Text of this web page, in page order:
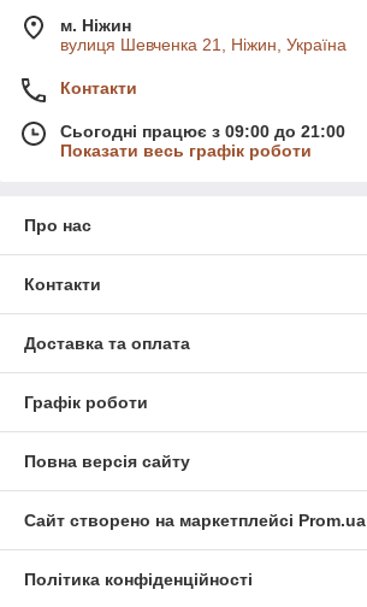
м. Ніжин
вулиця Шевченка 21, Ніжин, Україна
Контакти
Сьогодні працює з 09:00 до 21:00
Показати весь графік роботи
Про нас
Контакти
Доставка та оплата
Графік роботи
Повна версія сайту
Сайт створено на маркетплейсі Prom.ua
Політика конфіденційності